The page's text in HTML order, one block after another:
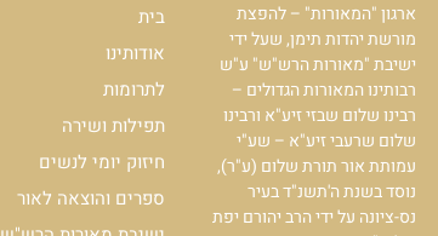
ארגון "המאורות" – להפצת
מורשת יהדות תימן, שעל ידי
ישיבת "מאורות הרש"ש" ע"ש
רבותינו המאורות הגדולים –
רבינו שלום שבזי זיע"א ורבינו
שלום שרעבי זיע"א – שע"י
עמותת אור תורת שלום (ע"ר),
נוסד בשנת ה'תשנ"ד בעיר
נס-ציונה על ידי הרב יהורם יפת
בית
אודותינו
לתרומות
תפילות ושירה
חיזוק יומי לנשים
ספרים והוצאה לאור